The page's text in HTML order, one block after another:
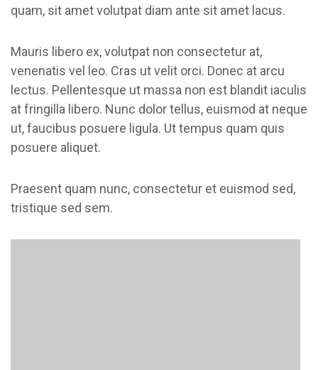
quam, sit amet volutpat diam ante sit amet lacus.
Mauris libero ex, volutpat non consectetur at,
venenatis vel leo. Cras ut velit orci. Donec at arcu
lectus. Pellentesque ut massa non est blandit iaculis
at fringilla libero. Nunc dolor tellus, euismod at neque
ut, faucibus posuere ligula. Ut tempus quam quis
posuere aliquet.
Praesent quam nunc, consectetur et euismod sed,
tristique sed sem.